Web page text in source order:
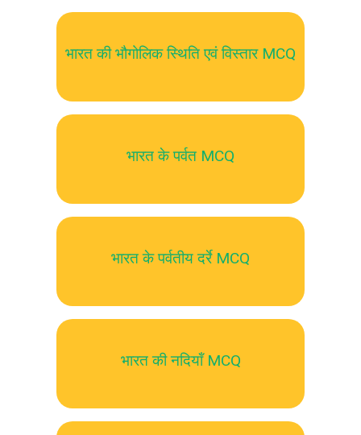
भारत की भौगोलिक स्थिति एवं विस्तार MCQ
भारत के पर्वत MCQ
भारत के पर्वतीय दर्रे MCQ
भारत की नदियॉं MCQ